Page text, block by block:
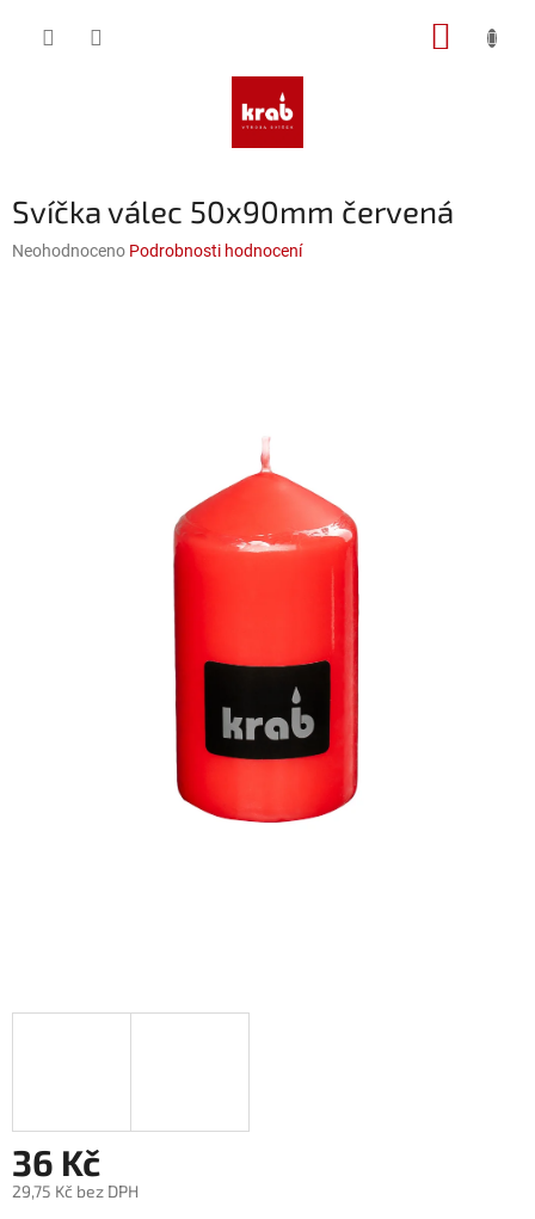
Svíčka válec 50x90mm červená
Průměrné
Neohodnoceno Podrobnosti hodnocení
36 Kč
29,75 Kč bez DPH